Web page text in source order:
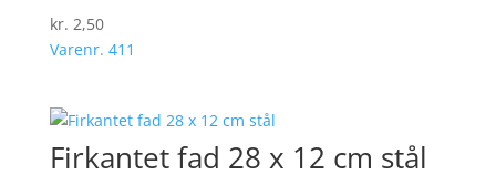
kr. 2,50
Varenr. 411
Firkantet fad 28 x 12 cm stål